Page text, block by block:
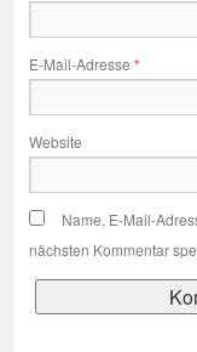
E-Mail-Adresse *
Website
Name, E-Mail-
nächsten Kommentar